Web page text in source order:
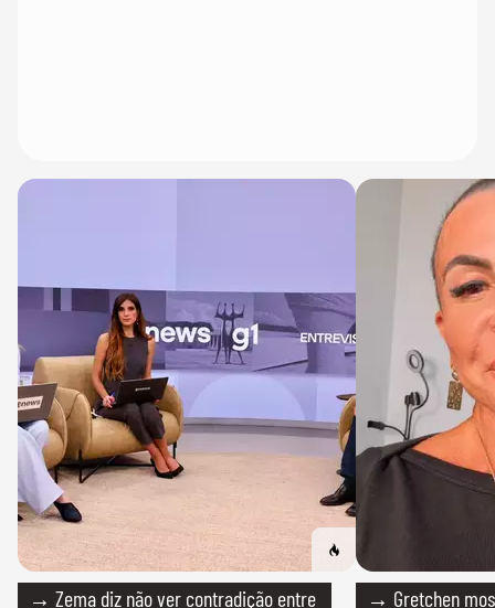
→ Zema diz não ver contradição entre → Gretchen